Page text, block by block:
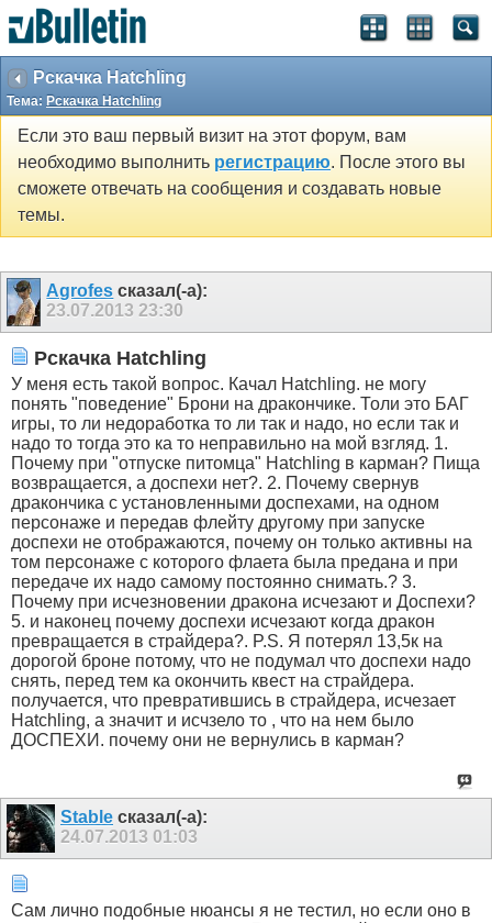
Рскачка Hatchling
Тема: Рскачка Hatchling
Если это ваш первый визит на этот форум, вам
необходимо выполнить регистрацию. После этого вы
сможете отвечать на сообщения и создавать новые
темы.
Agrofes сказал(-а):
23.07.201323:30
Рскачка Hatchling
У меня есть такой вопрос. Качал Hatchling. не могу
понять "поведение" Брони на дракончике. Толи это БАГ
игры, то ли недоработка то ли так и надо, но если так и
надо то тогда это ка то неправильно на мой взгляд. 1.
Почему при "отпуске питомца" Hatchling в карман? Пища
возвращается, а доспехи нет?. 2. Почему свернув
дракончика с установленными доспехами, на одном
персонаже и передав флейту другому при запуске
доспехи не отображаются, почему он только активны на
том персонаже с которого флаета была предана и при
передаче их надо самому постоянно снимать.? 3.
Почему при исчезновении дракона исчезают и Доспехи?
5. и наконец почему доспехи исчезают когда дракон
превращается в страйдера?. P.S. Я потерял 13,5к на
дорогой броне потому, что не подумал что доспехи надо
снять, перед тем ка окончить квест на страйдера.
получается, что превратившись в страйдера, исчезает
Hatchling, а значит и исчзело то , что на нем было
ДОСПЕХИ. почему они не вернулись в карман?
Stable сказал(-а):
24.07.2013 01:03
Сам лично подобные нюансы я не тестил, но если оно в